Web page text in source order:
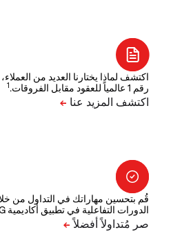
اكتشف لماذا يختارنا العديد من
رقم 1 عالمياً للعقود مقابل الفروقات.
1
قُم بتحسين مهاراتك في التداول من
الدورات التفاعلية في تطبيق أكاديمية IG.